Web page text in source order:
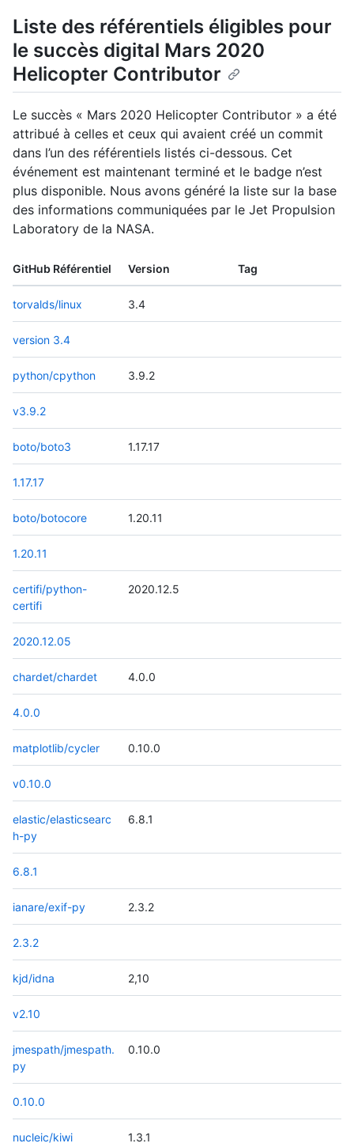
Liste des référentiels éligibles pour
le succès digital Mars 2020
Helicopter Contributor
Le succès « Mars 2020 Helicopter Contributor » a été
attribué à celles et ceux qui avaient créé un commit
dans l’un des référentiels listés ci-dessous. Cet
événement est maintenant terminé et le badge n’est
plus disponible. Nous avons généré la liste sur la base
des informations communiquées par le Jet Propulsion
Laboratory de la NASA.
GitHub Référentiel Version Tag
torvalds/linux 3.4
version 3.4
python/cpython 3.9.2
v3.9.2
boto/boto3 1.17.17
1.17.17
boto/botocore 1.20.11
1.20.11
certifi/python-
certifi
2020.12.5
2020.12.05
chardet/chardet 4.0.0
4.0.0
matplotlib/cycler 0.10.0
v0.10.0
elastic/elasticsearc
h-py
6.8.1
6.8.1
ianare/exif-py 2.3.2
2.3.2
kjd/idna 2,10
v2.10
jmespath/jmespath.
py
0.10.0
0.10.0
nucleic/kiwi 1.3.1